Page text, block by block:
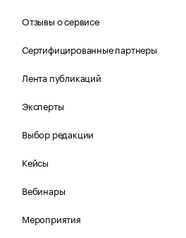
Отзывы о сервисе
Сертифицированные партнеры
Лента публикаций
Эксперты
Выбор редакции
Кейсы
Вебинары
Мероприятия